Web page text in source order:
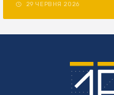
29 ЧЕРВНЯ 2026